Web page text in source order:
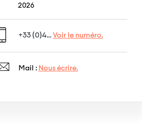
2026
+33 (0)4... Voir le numéro.
Mail : Nous écrire.